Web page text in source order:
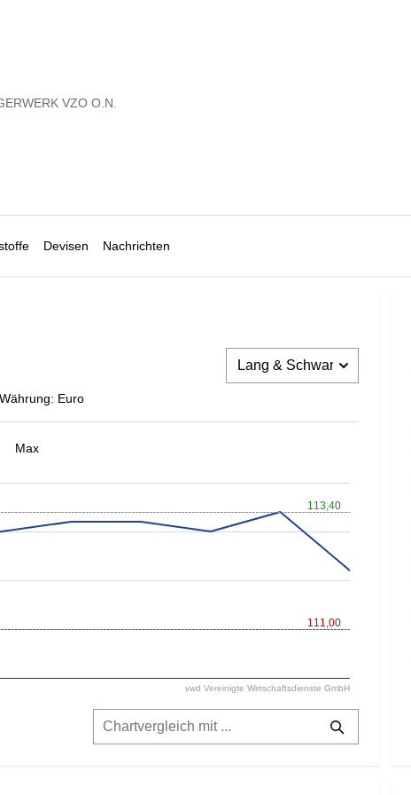
VZO O.N.
Devisen Nachrichten
Währung: Euro
Max
113,40
111,00
vwd Vereinigte Wirtschaftsdienste GmbH